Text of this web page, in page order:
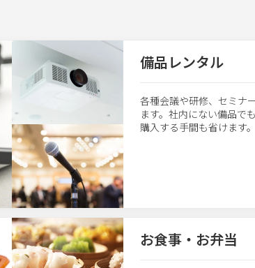
備品レンタル
各種会議や研修、セミナ
ます。社内にない備品で
購入する手間も省けます。
お食事・お弁当